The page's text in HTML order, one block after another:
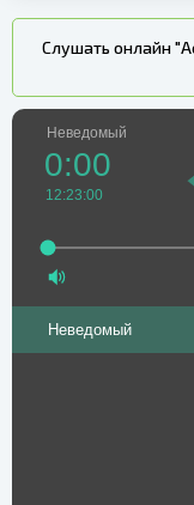
Слушать онлайн
Неведомый
0:00
12:23:00
Неведомый